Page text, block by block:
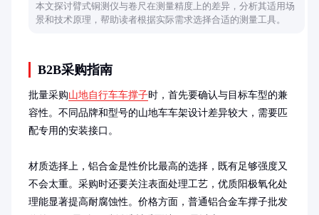
本文探讨臂式铜测仪与卷尺在测量精度上的差异，分析其适用场
景和技术原理，帮助读者根据实际需求选择合适的测量工具。
B2B采购指南
批量采购山地自行车车撑子时，首先要确认与目标车型的兼
容性。不同品牌和型号的山地车车架设计差异较大，需要匹
配专用的安装接口。
材质选择上，铝合金是性价比最高的选择，既有足够强度又
不会太重。采购时还要关注表面处理工艺，优质阳极氧化处
理能显著提高耐腐蚀性。价格方面，普通铝合金车撑子批发